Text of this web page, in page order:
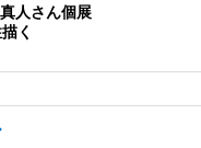
人さん個展
く